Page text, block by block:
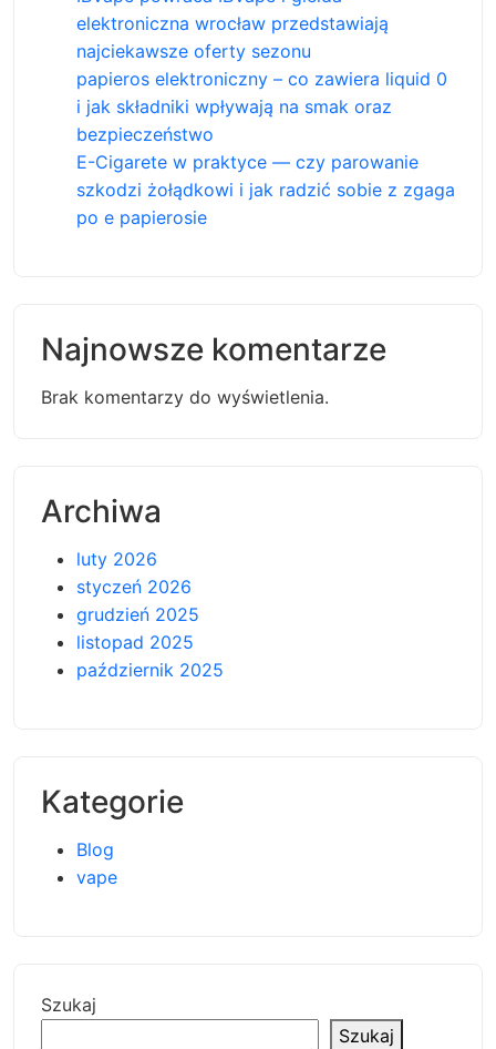
elektroniczna wrocław przedstawiają
najciekawsze oferty sezonu
papieros elektroniczny – co zawiera liquid 0
i jak składniki wpływają na smak oraz
bezpieczeństwo
E-Cigarete w praktyce — czy parowanie
szkodzi żołądkowi i jak radzić sobie z zgaga
po e papierosie
Najnowsze komentarze
Brak komentarzy do wyświetlenia.
Archiwa
luty 2026
styczeń 2026
grudzień 2025
listopad 2025
październik 2025
Kategorie
Blog
vape
Szukaj
Szukaj